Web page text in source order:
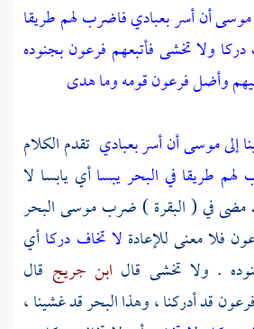
موسى أن أسر بعبادي فاضرب لهم طريقا
دركا ولا تخشى فأتبعهم فرعون بجنوده
وأضل فرعون قومه وما هدى
إلى موسى أن أسر بعبادي تقدم الكلام
طريقا في البحر يبساأي يابسا لا
مضى في ( البقرة ) ضربموسىالبحر
فلا معنى للإعادة لا تخاف دركاأي
. ولا تخشى قال ابن جريج قال
فرعونقد أدركنا ، وهذا البحر قد غشينا ،